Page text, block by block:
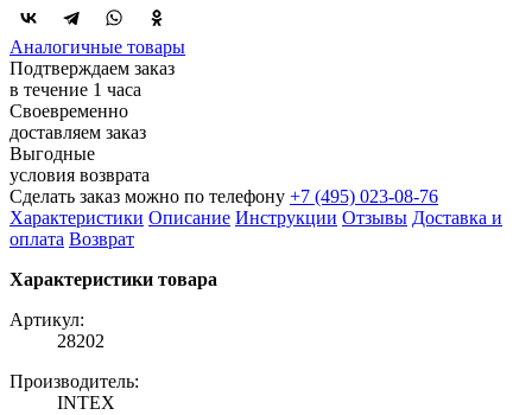
Аналогичные товары
Подтверждаем заказ
в течение 1 часа
Своевременно
доставляем заказ
Выгодные
условия возврата
Сделать заказ можно по телефону +7 (495) 023-08-76
Характеристики Описание Инструкции Отзывы Доставка и
оплата Возврат
Характеристики товара
Артикул:
28202
Производитель:
INTEX